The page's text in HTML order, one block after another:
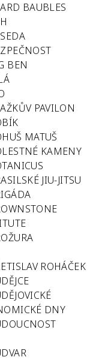
BAUBLES
BEN
PAVILON
MATUŠ
KAMENY
JIU-JITSU
ROHÁČEK
DNY